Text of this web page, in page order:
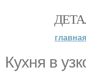
главная
Кухня в